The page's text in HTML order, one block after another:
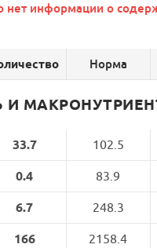
нет информации о
Норма
И
33.7 102.5
0.4 83.9
6.7 248.3
166 2158.4